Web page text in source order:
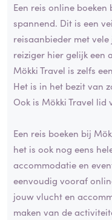
Een reis online
spannend. Dit is een
reisaanbieder met
reiziger hier gelijk een
Mökki Travel is zelfs
Het is in het bezit van
Ook is Mökki Travel
Een reis boeken bij
het is ook nog eens
accommodatie en
eenvoudig vooraf
jouw vlucht en
maken van de